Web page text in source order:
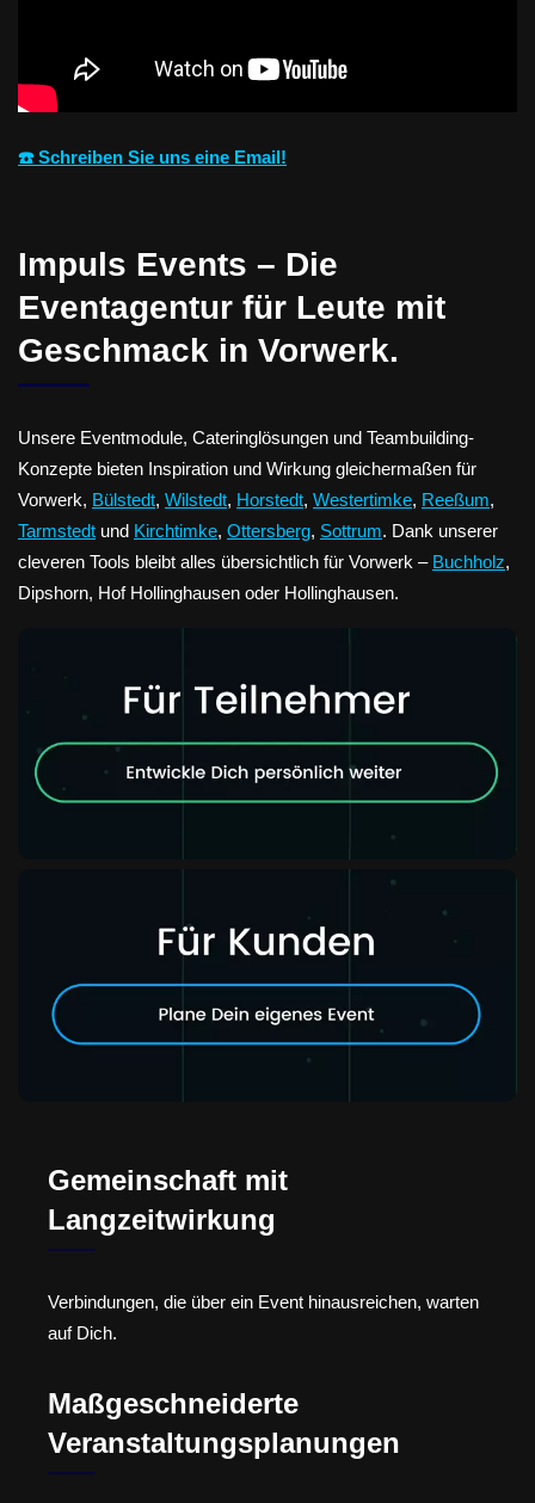
☎️ Schreiben Sie uns eine Email!
Impuls Events – Die
Eventagentur für Leute mit
Geschmack in Vorwerk.
Unsere Eventmodule, Cateringlösungen und Teambuilding-
Konzepte bieten Inspiration und Wirkung gleichermaßen für
Vorwerk, Bülstedt, Wilstedt, Horstedt, Westertimke, Reeßum,
Tarmstedt und Kirchtimke, Ottersberg, Sottrum. Dank unserer
cleveren Tools bleibt alles übersichtlich für Vorwerk – Buchholz,
Dipshorn, Hof Hollinghausen oder Hollinghausen.
Gemeinschaft mit
Langzeitwirkung
Verbindungen, die über ein Event hinausreichen, warten
auf Dich.
Maßgeschneiderte
Veranstaltungsplanungen